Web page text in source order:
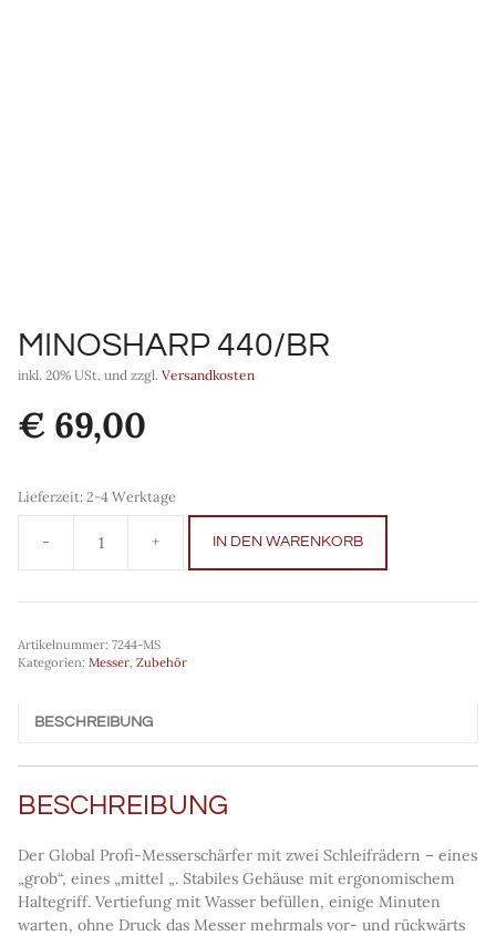
MINOSHARP 440/BR
inkl. 20% USt. und zzgl. Versandkosten
€ 69,00
Lieferzeit:2-4 Werktage
Minosharp
440/BR
Menge
IN DEN WARENKORB
Artikelnummer: 7244-MS
Kategorien: Messer Zubehör
BESCHREIBUNG
BESCHREIBUNG
Der Global Profi-Messerschärfer mit zwei Schleifrädern – eines
„grob“, eines „mittel „. Stabiles Gehäuse mit ergonomischem
Haltegriff. Vertiefung mit Wasser befüllen, einige Minuten
warten, ohne Druck das Messer mehrmals vor- und rückwärts